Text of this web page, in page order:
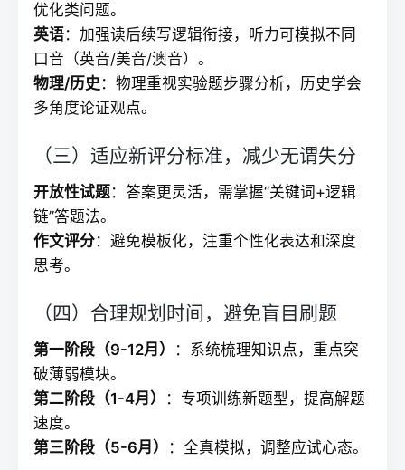
优化类问题。
英语：加强读后续写逻辑衔接，听力可模拟不同
口音（英音/美音/澳音）。
物理/历史 ：物理重视实验题步骤分析，历史学会
多角度论证观点。
（三）适应新评分标准，减少无谓失分
开放性试题：答案更灵活，需掌握“关键词+逻辑
链”答题法。
作文评分：避免模板化，注重个性化表达和深度
思考。
（四）合理规划时间，避免盲目刷题
第一阶段（9-12月）
：系统梳理知识点，重点突
破薄弱模块。
第二阶段（1-4月）
：专项训练新题型，提高解题
速度。
第三阶段（5-6月）
：全真模拟，调整应试心态。